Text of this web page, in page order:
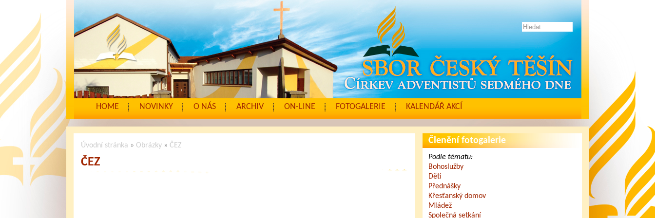
HOME NOVINKY O NÁS ARCHIV ON-LINE FOTOGALERIE KALENDÁŘ AKCÍ
Úvodní stránka » Obrázky» ČEZ
ČEZ
Členění fotogalerie
Podle tématu:
Bohoslužby
Děti
Přednášky
Křesťanský domov
Mládež
Společná setkání